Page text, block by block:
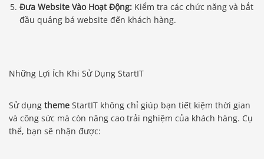
Đưa Website Vào Hoạt Động: Kiểm tra các chức năng và bắt
đầu quảng bá website đến khách hàng.
Những Lợi Ích Khi Sử Dụng StartIT
Sử dụng theme StartIT không chỉ giúp bạn tiết kiệm thời gian
và công sức mà còn nâng cao trải nghiệm của khách hàng. Cụ
thể, bạn sẽ nhận được: